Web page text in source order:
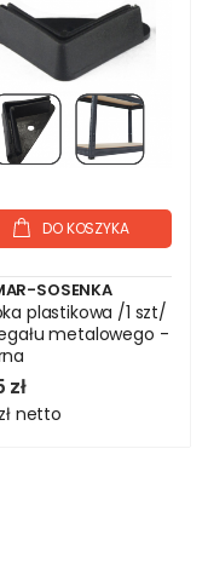
DO KOSZYKA
SOSENKA
plastikowa /1 szt/
metalowego -
zł
netto